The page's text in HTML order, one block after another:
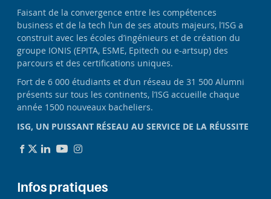
Faisant de la convergence entre les compétences
business et de la tech l’un de ses atouts majeurs, l’ISG a
construit avec les écoles d’ingénieurs et de création du
groupe IONIS (EPITA, ESME, Epitech ou e-artsup) des
parcours et des certifications uniques.
Fort de 6 000 étudiants et d’un réseau de 31 500 Alumni
présents sur tous les continents, l’ISG accueille chaque
année 1500 nouveaux bacheliers.
ISG, UN PUISSANT RÉSEAU AU SERVICE DE LA RÉUSSITE
Infos pratiques